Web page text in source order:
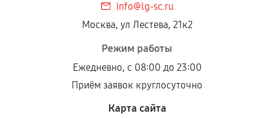
info@lg-sc.ru
Москва, ул Лестева, 21к2
Режим работы
Ежедневно, с 08:00 до 23:00
Приём заявок круглосуточно
Карта сайта